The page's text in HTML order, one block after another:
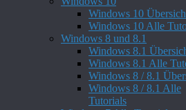
Windows 10
Windows 10 Alle
Windows 8 und 8.1
Windows 8.1
Windows 8.1 Alle
Windows 8 / 8.1
Windows 8 / 8.1 Alle
Tutorials